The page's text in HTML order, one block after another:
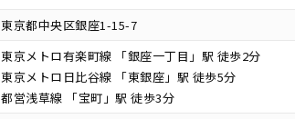
東京都中央区銀座1-15-7
東京メトロ有楽町線 「銀座一丁目」駅 徒歩2分
東京メトロ日比谷線 「東銀座」駅 徒歩5分
都営浅草線 「宝町」駅 徒歩3分